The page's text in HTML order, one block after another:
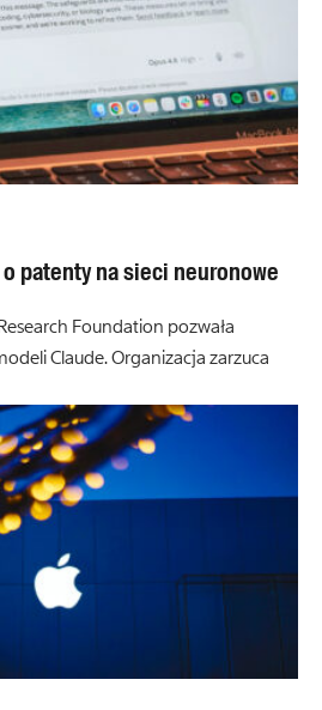
patenty na sieci neuronowe
Foundation pozwała
Claude. Organizacja zarzuca